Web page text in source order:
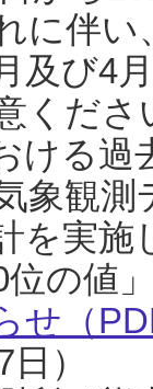
に伴い
及び4
くだ
ける過
象観
を実
位の値
せ（
）